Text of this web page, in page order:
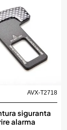
Produs de top
AVX-T2718
siguranta
alarma